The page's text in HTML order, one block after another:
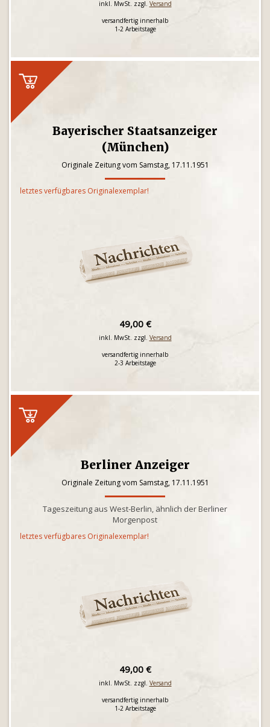
inkl. MwSt. zzgl. Versand
versandfertig innerhalb
1-2 Arbeitstage
Bayerischer Staatsanzeiger
(München)
Originale Zeitung vom Samstag, 17.11.1951
letztes verfügbares Originalexemplar!
49,00 €
inkl. MwSt. zzgl. Versand
versandfertig innerhalb
2-3 Arbeitstage
Berliner Anzeiger
Originale Zeitung vom Samstag, 17.11.1951
Tageszeitung aus West-Berlin, ähnlich der Berliner
Morgenpost
letztes verfügbares Originalexemplar!
49,00 €
inkl. MwSt. zzgl. Versand
versandfertig innerhalb
1-2 Arbeitstage